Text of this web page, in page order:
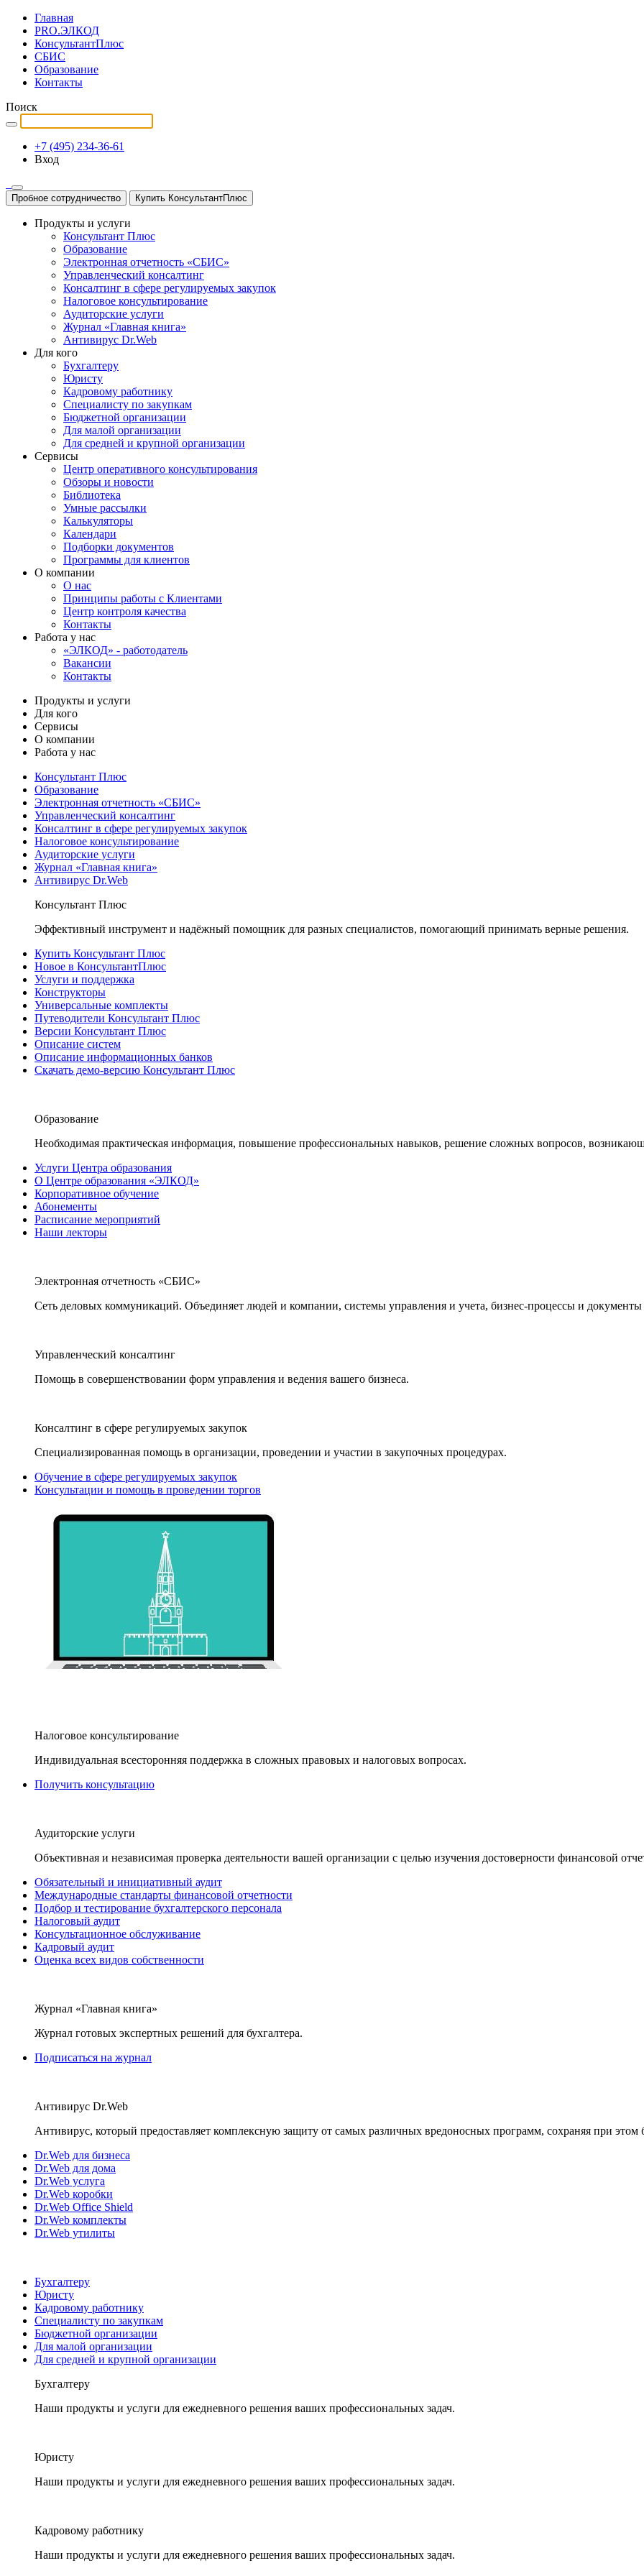
Главная
PRO.ЭЛКОД
КонсультантПлюс
СБИС
Образование
Контакты
Поиск
+7 (495) 234-36-61
Вход
Пробное сотрудничество Купить КонсультантПлюс
Продукты и услуги
Консультант Плюс
Образование
Электронная отчетность «СБИС»
Управленческий консалтинг
Консалтинг в сфере регулируемых закупок
Налоговое консультирование
Аудиторские услуги
Журнал «Главная книга»
Антивирус Dr.Web
Для кого
Бухгалтеру
Юристу
Кадровому работнику
Специалисту по закупкам
Бюджетной организации
Для малой организации
Для средней и крупной организации
Сервисы
Центр оперативного консультирования
Обзоры и новости
Библиотека
Умные рассылки
Калькуляторы
Календари
Подборки документов
Программы для клиентов
О компании
О нас
Принципы работы с Клиентами
Центр контроля качества
Контакты
Работа у нас
«ЭЛКОД» - работодатель
Вакансии
Контакты
Продукты и услуги
Для кого
Сервисы
О компании
Работа у нас
Консультант Плюс
Образование
Электронная отчетность «СБИС»
Управленческий консалтинг
Консалтинг в сфере регулируемых закупок
Налоговое консультирование
Аудиторские услуги
Журнал «Главная книга»
Антивирус Dr.Web
Консультант Плюс
Эффективный инструмент и надёжный помощник для разных специалистов, помогающий принимать верные решения.
Купить Консультант Плюс
Новое в КонсультантПлюс
Услуги и поддержка
Конструкторы
Универсальные комплекты
Путеводители Консультант Плюс
Версии Консультант Плюс
Описание систем
Описание информационных банков
Скачать демо-версию Консультант Плюс
Образование
Необходимая практическая информация, повышение профессиональных навыков, решение сложных вопросов,
Услуги Центра образования
О Центре образования «ЭЛКОД»
Корпоративное обучение
Абонементы
Расписание мероприятий
Наши лекторы
Электронная отчетность «СБИС»
Сеть деловых коммуникаций. Объединяет людей и компании, системы управления и учета, бизнес-процессы и документы
Управленческий консалтинг
Помощь в совершенствовании форм управления и ведения вашего бизнеса.
Консалтинг в сфере регулируемых закупок
Специализированная помощь в организации, проведении и участии в закупочных процедурах.
Обучение в сфере регулируемых закупок
Консультации и помощь в проведении торгов
Налоговое консультирование
Индивидуальная всесторонняя поддержка в сложных правовых и налоговых вопросах.
Получить консультацию
Аудиторские услуги
Объективная и независимая проверка деятельности вашей организации с целью изучения достоверности финансовой
Обязательный и инициативный аудит
Международные стандарты финансовой отчетности
Подбор и тестирование бухгалтерского персонала
Налоговый аудит
Консультационное обслуживание
Кадровый аудит
Оценка всех видов собственности
Журнал «Главная книга»
Журнал готовых экспертных решений для бухгалтера.
Подписаться на журнал
Антивирус Dr.Web
Антивирус, который предоставляет комплексную защиту от самых различных вредоносных программ, сохраняя при этом
Dr.Web для бизнеса
Dr.Web для дома
Dr.Web услуга
Dr.Web коробки
Dr.Web Office Shield
Dr.Web комплекты
Dr.Web утилиты
Бухгалтеру
Юристу
Кадровому работнику
Специалисту по закупкам
Бюджетной организации
Для малой организации
Для средней и крупной организации
Бухгалтеру
Наши продукты и услуги для ежедневного решения ваших профессиональных задач.
Юристу
Наши продукты и услуги для ежедневного решения ваших профессиональных задач.
Кадровому работнику
Наши продукты и услуги для ежедневного решения ваших профессиональных задач.